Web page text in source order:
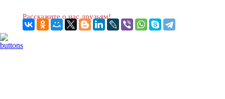
Расскажите о нас друзьям!